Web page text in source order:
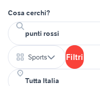
Cosa cerchi?
Sports Filtri